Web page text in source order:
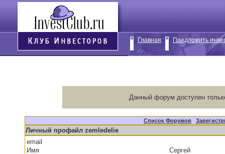
Главная Предложить
Данный форум доступен
Список Форумов |
Личный профайл zemledelie
email
Имя
Сергей